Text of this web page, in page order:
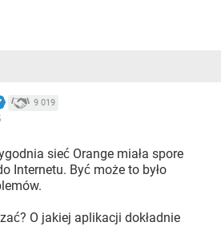
9 019
sieć Orange miała spore
Internetu. Być może to było
O jakiej aplikacji dokładnie